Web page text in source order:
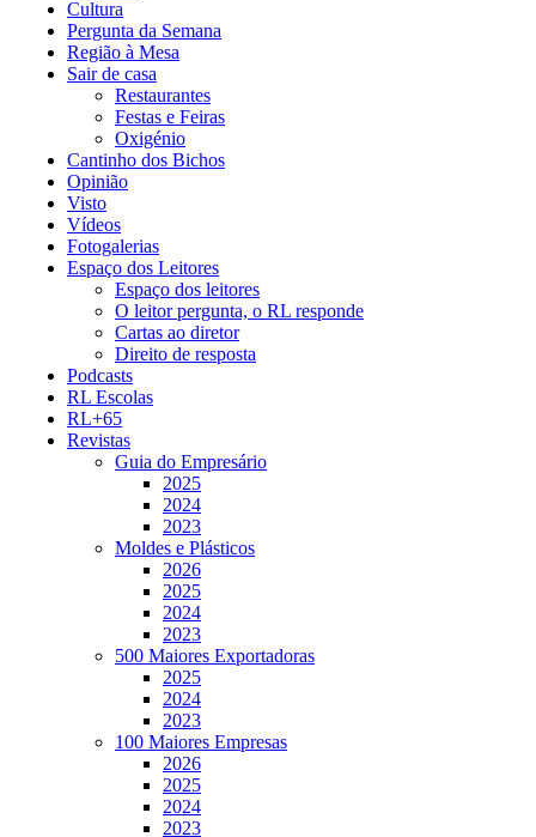
Cultura
Pergunta da Semana
Região à Mesa
Sair de casa
Restaurantes
Festas e Feiras
Oxigénio
Cantinho dos Bichos
Opinião
Visto
Vídeos
Fotogalerias
Espaço dos Leitores
Espaço dos leitores
O leitor pergunta, o RL responde
Cartas ao diretor
Direito de resposta
Podcasts
RL Escolas
RL+65
Revistas
Guia do Empresário
2025
2024
2023
Moldes e Plásticos
2026
2025
2024
2023
500 Maiores Exportadoras
2025
2024
2023
100 Maiores Empresas
2026
2025
2024
2023